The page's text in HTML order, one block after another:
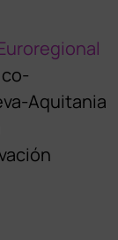
Aquitania